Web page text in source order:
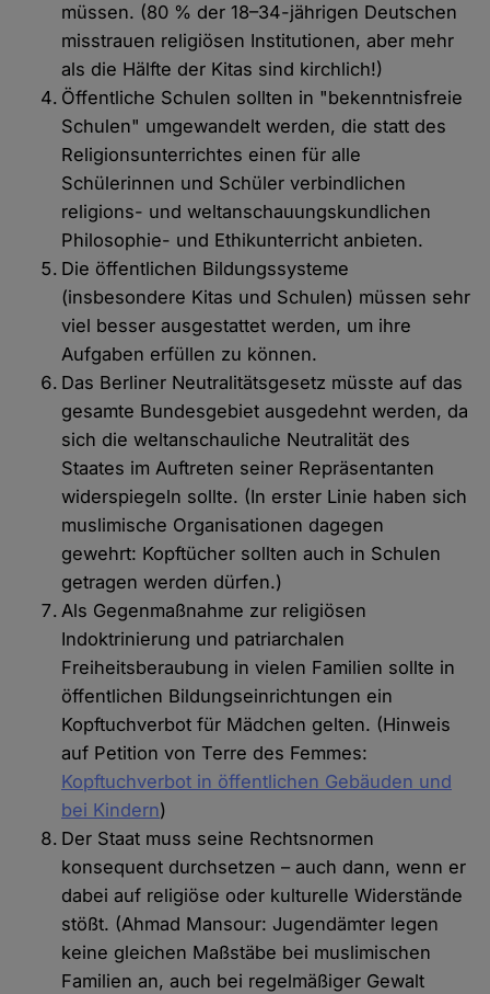
müssen. (80 % der 18–34-jährigen Deutschen
misstrauen religiösen Institutionen, aber mehr
als die Hälfte der Kitas sind kirchlich!)
Öffentliche Schulen sollten in "bekenntnisfreie
Schulen" umgewandelt werden, die statt des
Religionsunterrichtes einen für alle
Schülerinnen und Schüler verbindlichen
religions- und weltanschauungskundlichen
Philosophie- und Ethikunterricht anbieten.
Die öffentlichen Bildungssysteme
(insbesondere Kitas und Schulen) müssen sehr
viel besser ausgestattet werden, um ihre
Aufgaben erfüllen zu können.
Das Berliner Neutralitätsgesetz müsste auf das
gesamte Bundesgebiet ausgedehnt werden, da
sich die weltanschauliche Neutralität des
Staates im Auftreten seiner Repräsentanten
widerspiegeln sollte. (In erster Linie haben sich
muslimische Organisationen dagegen
gewehrt: Kopftücher sollten auch in Schulen
getragen werden dürfen.)
Als Gegenmaßnahme zur religiösen
Indoktrinierung und patriarchalen
Freiheitsberaubung in vielen Familien sollte in
öffentlichen Bildungseinrichtungen ein
Kopftuchverbot für Mädchen gelten. (Hinweis
auf Petition von Terre des Femmes:
Kopftuchverbot in öffentlichen Gebäuden und
bei Kindern)
Der Staat muss seine Rechtsnormen
konsequent durchsetzen – auch dann, wenn er
dabei auf religiöse oder kulturelle Widerstände
stößt. (Ahmad Mansour: Jugendämter legen
keine gleichen Maßstäbe bei muslimischen
Familien an, auch bei regelmäßiger Gewalt